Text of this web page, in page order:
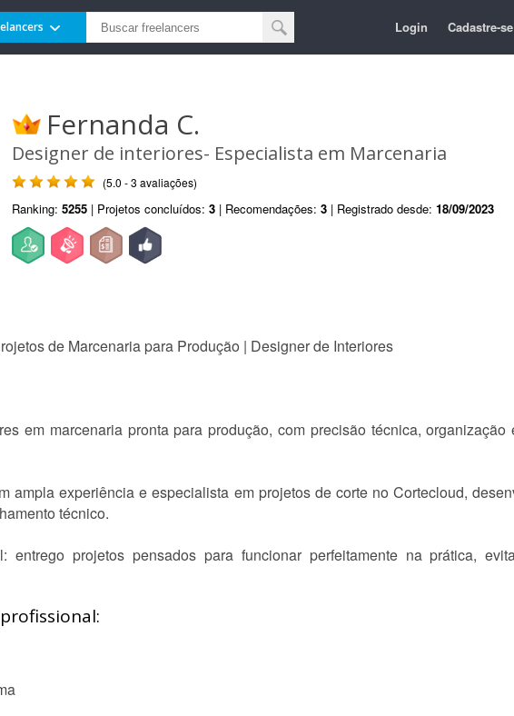
Login Cadastre-se
Fernanda C.
Designer de interiores- Especialista em Marcenaria
(5.0 - 3 avaliações)
Ranking: 5255 | Projetos concluídos: 3 | Recomendações: 3 | Registrado desde: 18/09/2023
de Marcenaria para Produção | Designer de Interiores
em marcenaria pronta para produção, com precisão técnica,
ampla experiência e especialista em projetos de corte no Cortecloud,
técnico.
projetos pensados para funcionar perfeitamente na prática,